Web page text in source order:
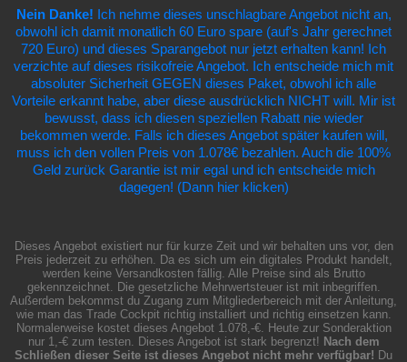
Nein Danke! Ich nehme dieses unschlagbare Angebot nicht an,
obwohl ich damit monatlich 60 Euro spare (auf's Jahr gerechnet
720 Euro) und dieses Sparangebot nur jetzt erhalten kann! Ich
verzichte auf dieses risikofreie Angebot. Ich entscheide mich mit
absoluter Sicherheit GEGEN dieses Paket, obwohl ich alle
Vorteile erkannt habe, aber diese ausdrücklich NICHT will. Mir ist
bewusst, dass ich diesen speziellen Rabatt nie wieder
bekommen werde. Falls ich dieses Angebot später kaufen will,
muss ich den vollen Preis von 1.078€ bezahlen. Auch die 100%
Geld zurück Garantie ist mir egal und ich entscheide mich
dagegen! (Dann hier klicken)
Dieses Angebot existiert nur für kurze Zeit und wir behalten uns vor, den
Preis jederzeit zu erhöhen. Da es sich um ein digitales Produkt handelt,
werden keine Versandkosten fällig. Alle Preise sind als Brutto
gekennzeichnet. Die gesetzliche Mehrwertsteuer ist mit inbegriffen.
Außerdem bekommst du Zugang zum Mitgliederbereich mit der Anleitung,
wie man das Trade Cockpit richtig installiert und richtig einsetzen kann.
Normalerweise kostet dieses Angebot 1.078,-€. Heute zur Sonderaktion
nur 1,-€ zum testen. Dieses Angebot ist stark begrenzt! Nach dem
Schließen dieser Seite ist dieses Angebot nicht mehr verfügbar! Du